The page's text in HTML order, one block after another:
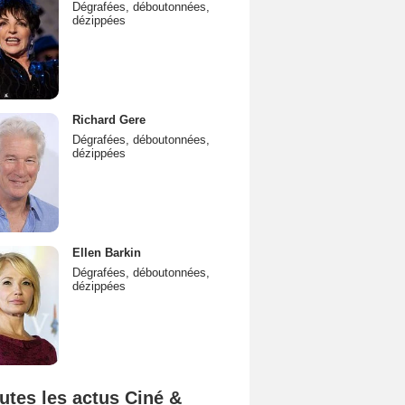
Dégrafées, déboutonnées,
dézippées
Richard Gere
Dégrafées, déboutonnées,
dézippées
Ellen Barkin
Dégrafées, déboutonnées,
dézippées
les actus Ciné &